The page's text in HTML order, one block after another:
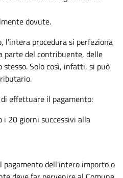
dovute.
l'intera procedura si perfeziona
parte del contribuente, delle
Solo così, infatti, si può
effettuare il pagamento:
20 giorni successivi alla
pagamento dell'intero importo o